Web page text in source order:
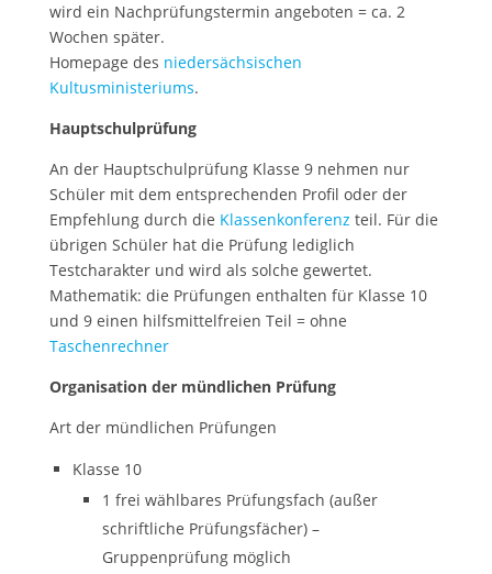
wird ein Nachprüfungstermin angeboten = ca. 2
Wochen später.
Homepage des niedersächsischen
Kultusministeriums.
Hauptschulprüfung
An der Hauptschulprüfung Klasse 9 nehmen nur
Schüler mit dem entsprechenden Profil oder der
Empfehlung durch die Klassenkonferenz teil. Für die
übrigen Schüler hat die Prüfung lediglich
Testcharakter und wird als solche gewertet.
Mathematik: die Prüfungen enthalten für Klasse 10
und 9 einen hilfsmittelfreien Teil = ohne
Taschenrechner
Organisation der mündlichen Prüfung
Art der mündlichen Prüfungen
Klasse 10
1 frei wählbares Prüfungsfach (außer
schriftliche Prüfungsfächer) –
Gruppenprüfung möglich